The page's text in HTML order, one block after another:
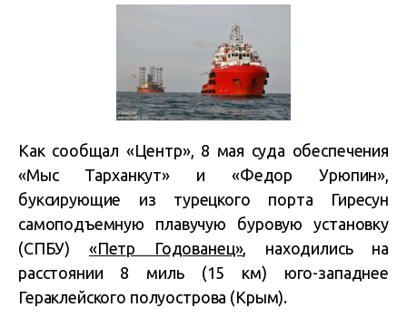
Как сообщал «Центр», 8 мая суда обеспечения
«Мыс Тарханкут» и «Федор Урюпин»,
буксирующие из турецкого порта Гиресун
самоподъемную плавучую буровую установку
(СПБУ) «Петр Годованец», находились на
расстоянии 8 миль (15 км) юго-западнее
Гераклейского полуострова (Крым).